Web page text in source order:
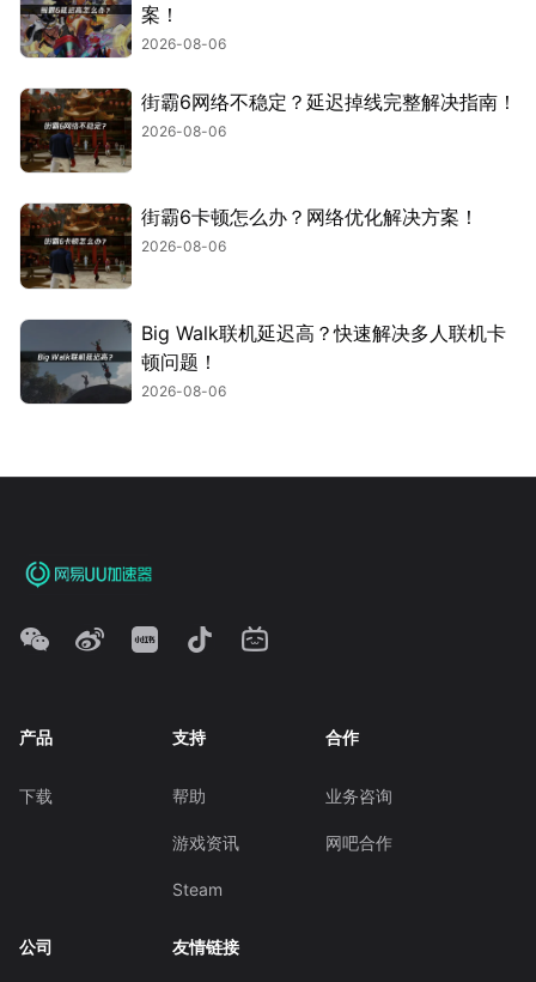
案！
2026-08-06
街霸6网络不稳定？延迟掉线完整解决指南！
2026-08-06
街霸6卡顿怎么办？网络优化解决方案！
2026-08-06
Big Walk联机延迟高？快速解决多人联机卡
顿问题！
2026-08-06
产品
下载
支持
帮助
游戏资讯
Steam
合作
业务咨询
网吧合作
公司 友情链接